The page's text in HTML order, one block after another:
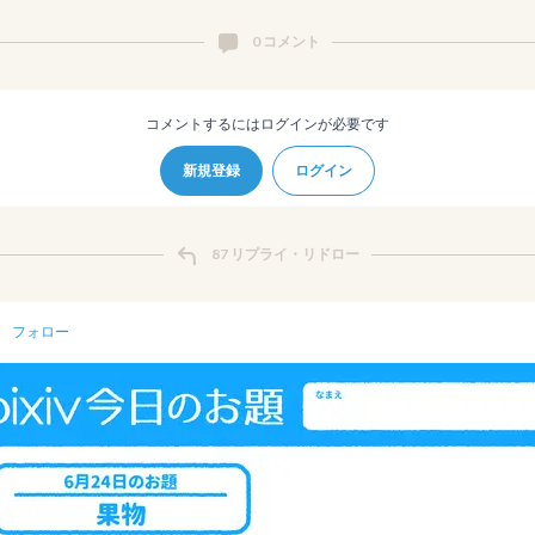
0 コメント
コメントするにはログインが必要です
新規登録 ログイン
87 リプライ・リドロー
フォロー